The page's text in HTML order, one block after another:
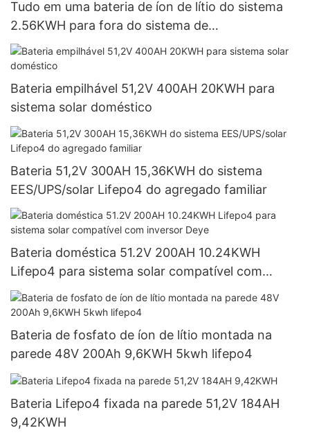
Tudo em uma bateria de íon de lítio do sistema
2.56KWH para fora do sistema de
armazenamento de energia solar da grade
Bateria empilhável 51,2V 400AH 20KWH para
sistema solar doméstico
Bateria 51,2V 300AH 15,36KWH do sistema
EES/UPS/solar Lifepo4 do agregado familiar
Bateria doméstica 51.2V 200AH 10.24KWH
Lifepo4 para sistema solar compatível com
inversor Deye
Bateria de fosfato de íon de lítio montada na
parede 48V 200Ah 9,6KWH 5kwh lifepo4
Bateria Lifepo4 fixada na parede 51,2V 184AH
9,42KWH